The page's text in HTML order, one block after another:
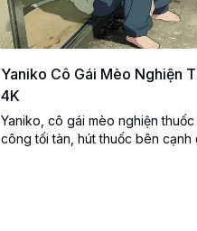
Yaniko Cô Gái Mèo Nghiện
4K
Yaniko, cô gái mèo nghiện
công tối tàn, hút thuốc bên cạnh